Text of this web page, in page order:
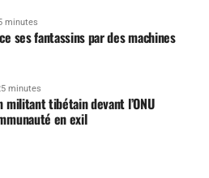
minutes
ses fantassins par des machines
minutes
militant tibétain devant l’ONU
en exil